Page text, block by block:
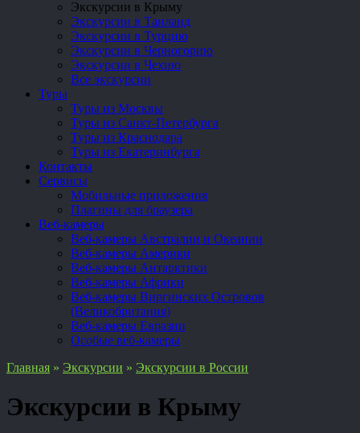
Экскурсии в Крыму
Экскурсии в Таиланд
Экскурсии в Турцию
Экскурсии в Черногорию
Экскурсии в Чехию
Все экскурсии
Туры
Туры из Москвы
Туры из Санкт-Петербурга
Туры из Краснодара
Туры из Екатеринбурга
Контакты
Сервисы
Мобильные приложения
Плагины для браузера
Веб-камеры
Веб-камеры Австралии и Океании
Веб-камеры Америки
Веб-камеры Антарктики
Веб-камеры Африки
Веб-камеры Виргинских Островов
(Великобритания)
Веб-камеры Евразии
Особые веб-камеры
Главная » Экскурсии » Экскурсии в России
Экскурсии в Крыму